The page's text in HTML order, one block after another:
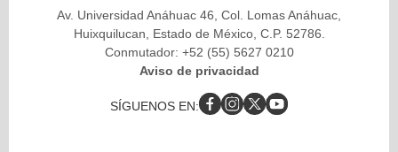
Av. Universidad Anáhuac 46, Col. Lomas Anáhuac,
Huixquilucan, Estado de México, C.P. 52786.
Conmutador: +52 (55) 5627 0210
Aviso de privacidad
SÍGUENOS EN: